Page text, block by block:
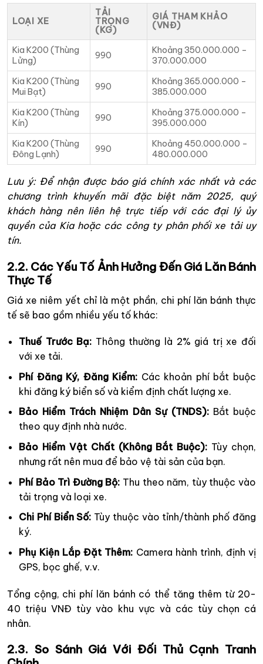
LOẠI XE
TẢI
TRỌNG
(KG)
GIÁ THAM KHẢO
(VNĐ)
Kia K200 (Thùng
Lửng)
990
Khoảng 350.000.000 –
370.000.000
Kia K200 (Thùng
Mui Bạt)
990
Khoảng 365.000.000 –
385.000.000
Kia K200 (Thùng
Kín)
990
Khoảng 375.000.000 –
395.000.000
Kia K200 (Thùng
Đông Lạnh)
990
Khoảng 450.000.000 –
480.000.000
Lưu ý: Để nhận được báo giá chính xác nhất và các
chương trình khuyến mãi đặc biệt năm 2025, quý
khách hàng nên liên hệ trực tiếp với các đại lý ủy
quyền của Kia hoặc các công ty phân phối xe tải uy
tín.
2.2. Các Yếu Tố Ảnh Hưởng Đến Giá Lăn Bánh
Thực Tế
Giá xe niêm yết chỉ là một phần, chi phí lăn bánh thực
tế sẽ bao gồm nhiều yếu tố khác:
Thuế Trước Bạ: Thông thường là 2% giá trị xe đối
với xe tải.
Phí Đăng Ký, Đăng Kiểm: Các khoản phí bắt buộc
khi đăng ký biển số và kiểm định chất lượng xe.
Bảo Hiểm Trách Nhiệm Dân Sự (TNDS):Bắt buộc
theo quy định nhà nước.
Bảo Hiểm Vật Chất (Không Bắt Buộc): Tùy chọn,
nhưng rất nên mua để bảo vệ tài sản của bạn.
Phí Bảo Trì Đường Bộ: Thu theo năm, tùy thuộc vào
tải trọng và loại xe.
Chi Phí Biển Số: Tùy thuộc vào tỉnh/thành phố đăng
ký.
Phụ Kiện Lắp Đặt Thêm: Camera hành trình, định vị
GPS, bọc ghế, v.v.
Tổng cộng, chi phí lăn bánh có thể tăng thêm từ 20-
40 triệu VNĐ tùy vào khu vực và các tùy chọn cá
nhân.
2.3. So Sánh Giá Với Đối Thủ Cạnh Tranh